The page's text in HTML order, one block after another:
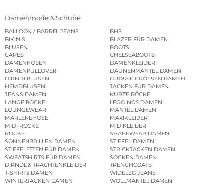
Damenmode & Schuhe
BALLOON / BARREL JEANS
BHS
BIKINIS
BLAZER FÜR DAMEN
BLUSEN
BOOTS
CAPES
CHELSEABOOTS
DAMENHOSEN
DAMENKLEIDER
DAMENPULLOVER
DAUNENMÄNTEL DAMEN
DIRNDLBLUSEN
GROSSE GRÖSSEN DAMEN
HEMDBLUSEN
JACKEN FÜR DAMEN
JEANS DAMEN
KURZE RÖCKE
LANGE RÖCKE
LEGGINGS DAMEN
LOUNGEWEAR
MÄNTEL DAMEN
MARLENEHOSE
MAXIKLEIDER
MIDI RÖCKE
MIDIKLEIDER
RÖCKE
SHAPEWEAR DAMEN
SONNENBRILLEN DAMEN
STIEFEL DAMEN
STIEFELETTEN FÜR DAMEN
STRICKJACKEN DAMEN
SWEATSHIRTS FÜR DAMEN
SOCKEN DAMEN
DIRNDL & TRACHTENKLEIDER
TRENCHCOATS
T-SHIRTS DAMEN
WIDELEG JEANS
WINTERJACKEN DAMEN
WOLLMÄNTEL DAMEN